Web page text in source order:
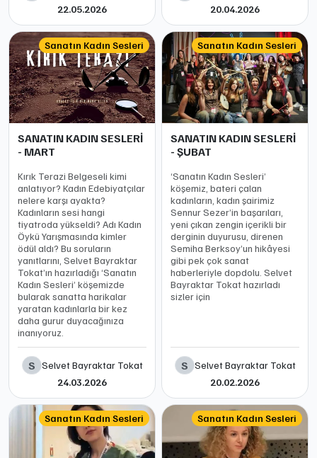
22.05.2026
20.04.2026
Sanatın Kadın Sesleri
SANATIN KADIN SESLERİ
- MART
Kırık Terazi Belgeseli kimi
anlatıyor? Kadın Edebiyatçılar
nelere karşı ayakta?
Kadınların sesi hangi
tiyatroda yükseldi? Adı Kadın
Öykü Yarışmasında kimler
ödül aldı? Bu soruların
yanıtlarını, Selvet Bayraktar
Tokat’ın hazırladığı ‘Sanatın
Kadın Sesleri’ köşemizde
bularak sanatta harikalar
yaratan kadınlarla bir kez
daha gurur duyacağınıza
inanıyoruz.
S Selvet Bayraktar Tokat
24.03.2026
Sanatın Kadın Sesleri
SANATIN KADIN SESLERİ
- ŞUBAT
‘Sanatın Kadın Sesleri’
köşemiz, bateri çalan
kadınların, kadın şairimiz
Sennur Sezer’in başarıları,
yeni çıkan zengin içerikli bir
derginin duyurusu, direnen
Semiha Berksoy’un hikâyesi
gibi pek çok sanat
haberleriyle dopdolu. Selvet
Bayraktar Tokat hazırladı
sizler için
S Selvet Bayraktar Tokat
20.02.2026
Sanatın Kadın Sesleri Sanatın Kadın Sesleri